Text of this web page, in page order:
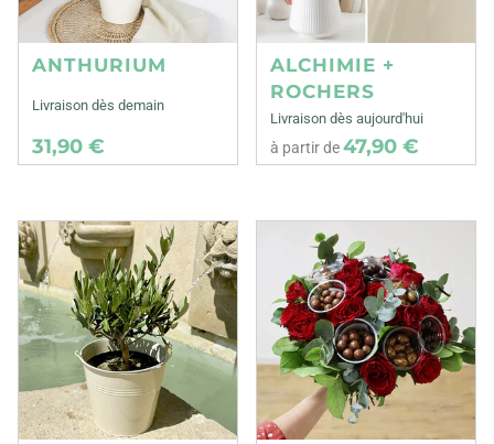
ANTHURIUM
Livraison dès demain
31,90 €
ALCHIMIE +
ROCHERS
Livraison dès aujourd'hui
à partir de47,90 €